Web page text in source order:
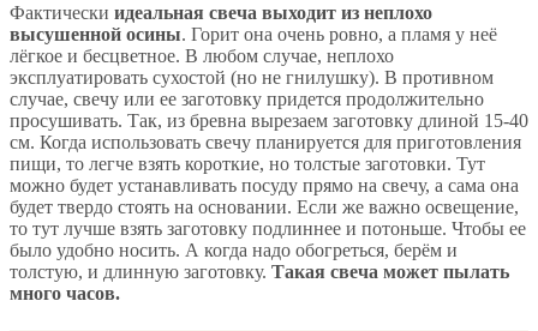
Фактически идеальная свеча выходит из неплохо
высушенной осины. Горит она очень ровно, а пламя у неё
лёгкое и бесцветное. В любом случае, неплохо
эксплуатировать сухостой (но не гнилушку). В противном
случае, свечу или ее заготовку придется продолжительно
просушивать. Так, из бревна вырезаем заготовку длиной 15-40
см. Когда использовать свечу планируется для приготовления
пищи, то легче взять короткие, но толстые заготовки. Тут
можно будет устанавливать посуду прямо на свечу, а сама она
будет твердо стоять на основании. Если же важно освещение,
то тут лучше взять заготовку подлиннее и потоньше. Чтобы ее
было удобно носить. А когда надо обогреться, берём и
толстую, и длинную заготовку. Такая свеча может пылать
много часов.